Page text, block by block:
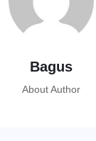
Bagus
About Author